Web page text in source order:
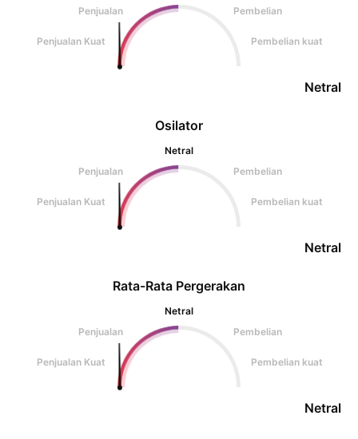
Osilator
Netral
Penjualan
Pembelian
Penjualan Kuat Pembelian kuat
Netral
Penjualan
Pembelian
Penjualan Kuat Pembelian kuat
Netral
Rata-Rata Pergerakan
Netral
Penjualan
Pembelian
Penjualan Kuat Pembelian kuat
Netral